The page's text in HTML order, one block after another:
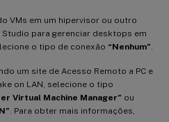
VMs em um hipervisor ou outro
Studio para gerenciar desktops em
o tipo de conexão “Nenhum”
um site de Acesso Remoto a PC e
on LAN, selecione o tipo
Virtual Machine Manager” ou
. Para obter mais informações,